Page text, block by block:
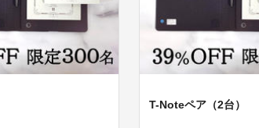
T-Noteペア（2台）